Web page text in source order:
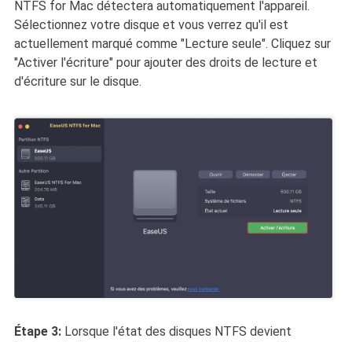
NTFS for Mac détectera automatiquement l'appareil.
Sélectionnez votre disque et vous verrez qu'il est
actuellement marqué comme "Lecture seule". Cliquez sur
"Activer l'écriture" pour ajouter des droits de lecture et
d'écriture sur le disque.
Étape 3:Lorsque l'état des disques NTFS devient